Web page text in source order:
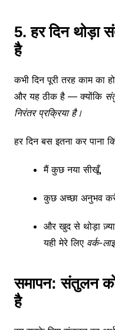
5. हर दिन थोड़ा
है
कभी दिन पूरी तरह काम का
और यह ठीक है — क्योंकि
निरंतर प्रक्रिया है।
हर दिन बस इतना कर पाना
मैं कुछ नया सीखूँ,
कुछ अच्छा अनुभव
और खुद से थोड़ा
यही मेरे लिए वर्क-
समापन: संतुलन
है